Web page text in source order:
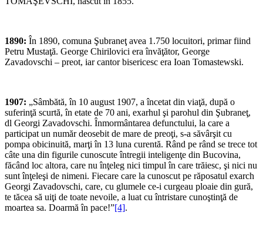
1890: În 1890, comuna Şubraneţ avea 1.750 locuitori, primar fiind
Petru Mustaţă. George Chirilovici era învăţător, George
Zavadovschi – preot, iar cantor bisericesc era Ioan Tomastewski.
1907: „Sâmbătă, în 10 august 1907, a încetat din viaţă, după o
suferinţă scurtă, în etate de 70 ani, exarhul şi parohul din Şubraneţ,
dl Georgi Zavadovschi. Înmormântarea defunctului, la care a
participat un număr deosebit de mare de preoţi, s-a săvârşit cu
pompa obicinuită, marţi în 13 luna curentă. Rând pe rând se trece tot
câte una din figurile cunoscute întregii inteligenţe din Bucovina,
făcând loc altora, care nu înţeleg nici timpul în care trăiesc, şi nici nu
sunt înţeleşi de nimeni. Fiecare care la cunoscut pe răposatul exarch
Georgi Zavadovschi, care, cu glumele ce-i curgeau ploaie din gură,
te tăcea să uiţi de toate nevoile, a luat cu întristare cunoştinţă de
moartea sa. Doarmă în pace!”[4].